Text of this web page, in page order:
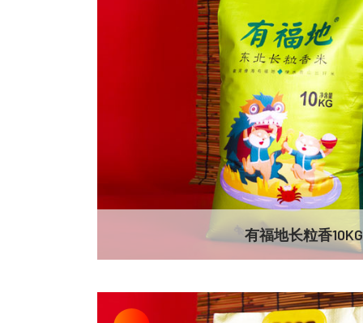
有福地长粒香10KG